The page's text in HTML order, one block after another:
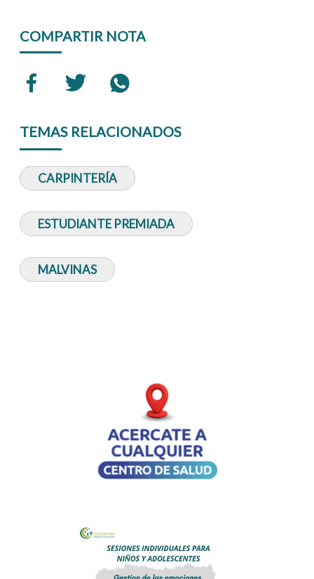
COMPARTIR NOTA
TEMAS RELACIONADOS
CARPINTERÍA
ESTUDIANTE PREMIADA
MALVINAS